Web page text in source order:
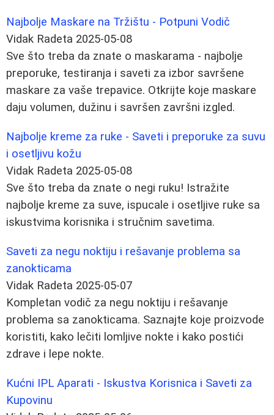
Najbolje Maskare na Tržištu - Potpuni Vodič
Vidak Radeta 2025-05-08
Sve što treba da znate o maskarama - najbolje
preporuke, testiranja i saveti za izbor savršene
maskare za vaše trepavice. Otkrijte koje maskare
daju volumen, dužinu i savršen završni izgled.
Najbolje kreme za ruke - Saveti i preporuke za suvu
i osetljivu kožu
Vidak Radeta 2025-05-08
Sve što treba da znate o negi ruku! Istražite
najbolje kreme za suve, ispucale i osetljive ruke sa
iskustvima korisnika i stručnim savetima.
Saveti za negu noktiju i rešavanje problema sa
zanokticama
Vidak Radeta 2025-05-07
Kompletan vodič za negu noktiju i rešavanje
problema sa zanokticama. Saznajte koje proizvode
koristiti, kako lečiti lomljive nokte i kako postići
zdrave i lepe nokte.
Kućni IPL Aparati - Iskustva Korisnica i Saveti za
Kupovinu